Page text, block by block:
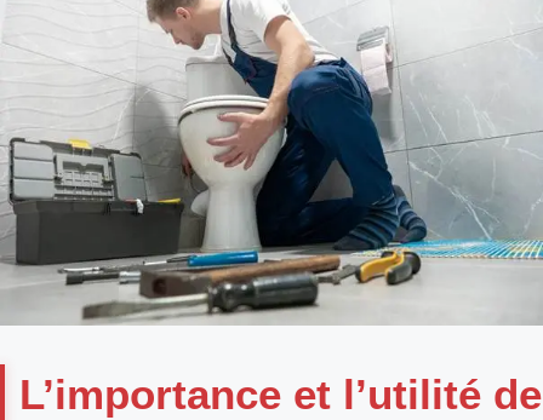
L’importance et l’utilité de